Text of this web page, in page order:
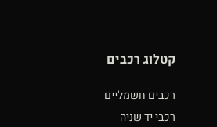
קטלוג רכבים
רכבים חשמליים
רכבי יד שניה